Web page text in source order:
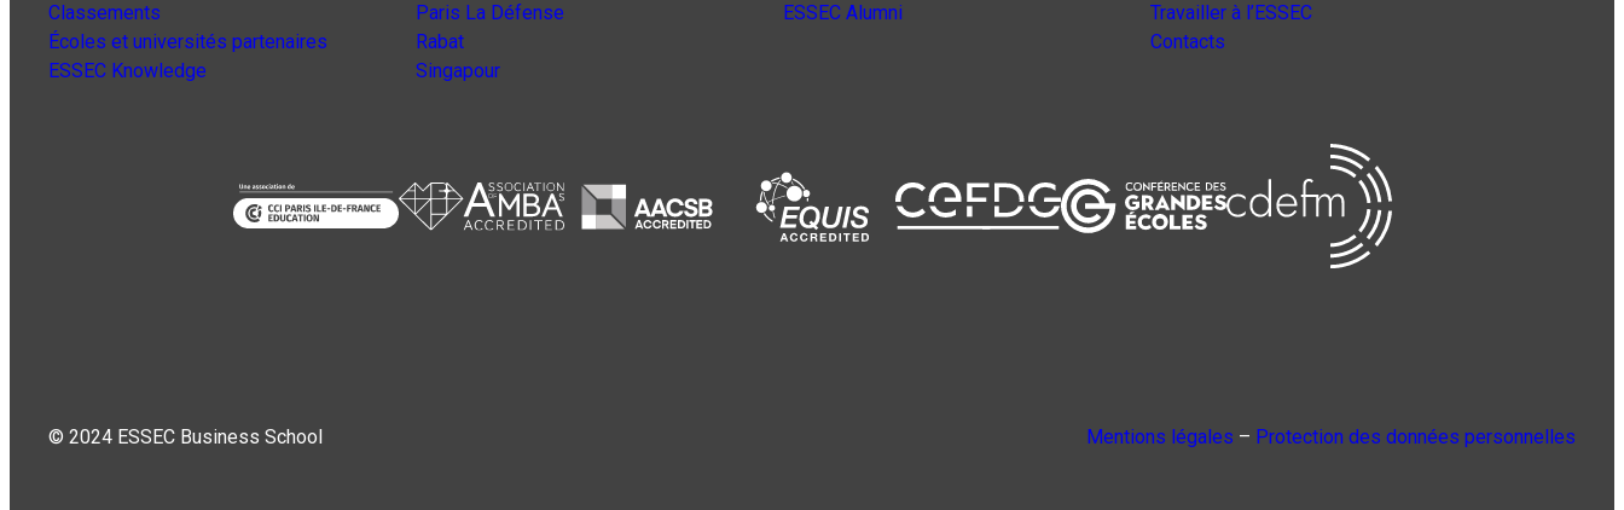
Classements
Écoles et universités partenaires
ESSEC Knowledge
Paris La Défense
Rabat
Singapour
ESSEC Alumni
Travailler à l’ESSEC
Contacts
© 2024 ESSEC Business School Mentions légales – Protection des données personnelles